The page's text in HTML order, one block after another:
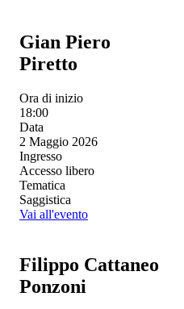
Gian Piero
Piretto
Ora di inizio
18:00
Data
2 Maggio 2026
Ingresso
Accesso libero
Tematica
Saggistica
Vai all'evento
Filippo Cattaneo
Ponzoni